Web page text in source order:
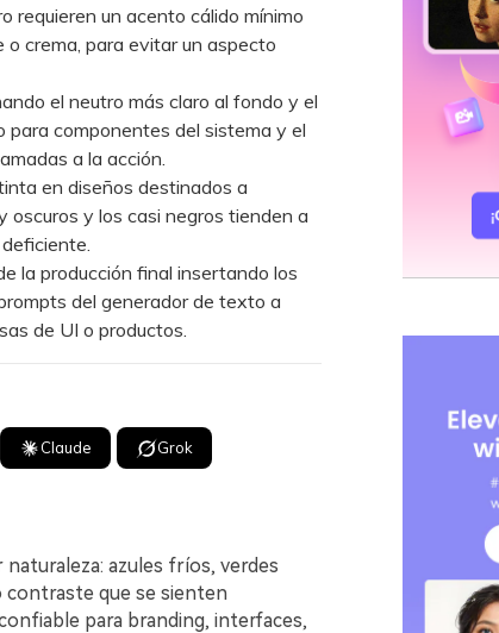
requieren un acento cálido mínimo
crema, para evitar un aspecto
el neutro más claro al fondo y el
para componentes del sistema y el
a la acción.
en diseños destinados a
oscuros y los casi negros tienden a
la producción final insertando los
del generador de texto a
de UI o productos.
Claude Grok
azules fríos, verdes
que se sienten
para branding, interfaces,